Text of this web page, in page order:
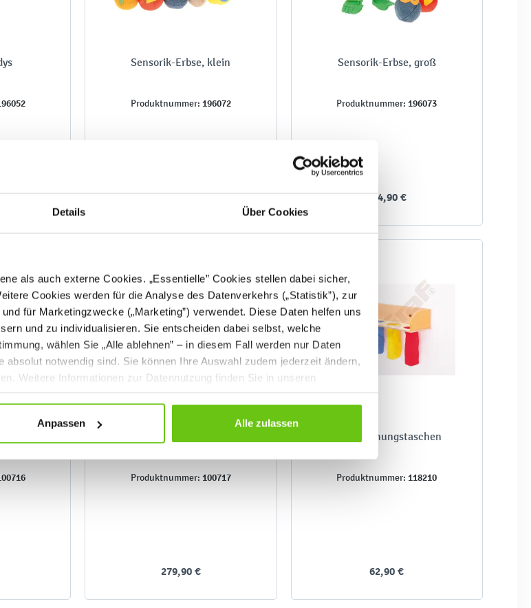
Details Über Cookies
als auch externe Cookies. „Essentielle” Cookies stellen dabei sicher,
Cookies werden für die Analyse des Datenverkehrs („Statistik”), zur
für Marketingzwecke („Marketing”) verwendet. Diese Daten helfen uns
und zu individualisieren. Sie entscheiden dabei selbst, welche
wählen Sie „Alle ablehnen” – in diesem Fall werden nur Daten
notwendig sind. Sie können Ihre Auswahl zudem jederzeit ändern,
Weitere Informationen zur Datennutzung finden Sie in unseren
Anpassen Alle zulassen
Sensorik-Erbse, klein
Produktnummer: 196072
109,90 €
Sensorik-Erbse, groß
Produktnummer: 196073
134,90 €
Produktnummer: 100717
279,90 €
Überraschungstaschen
Produktnummer: 118210
62,90 €